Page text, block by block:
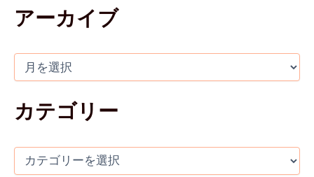
アーカイブ
カテゴリー